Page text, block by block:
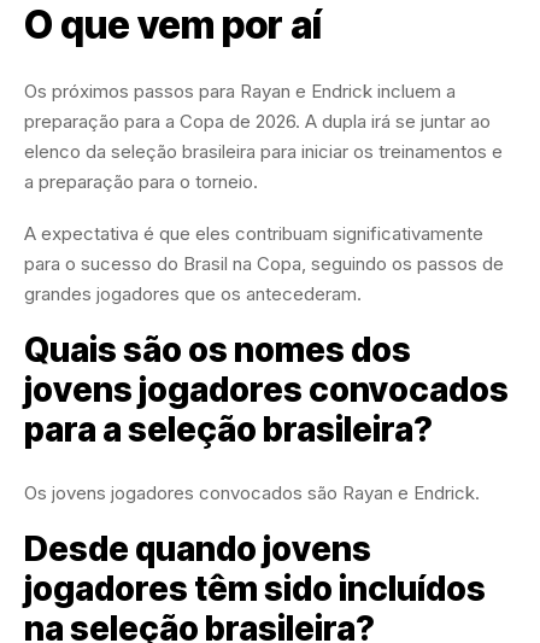
O que vem por aí
Os próximos passos para Rayan e Endrick incluem a
preparação para a Copa de 2026. A dupla irá se juntar ao
elenco da seleção brasileira para iniciar os treinamentos e
a preparação para o torneio.
A expectativa é que eles contribuam significativamente
para o sucesso do Brasil na Copa, seguindo os passos de
grandes jogadores que os antecederam.
Quais são os nomes dos
jovens jogadores convocados
para a seleção brasileira?
Os jovens jogadores convocados são Rayan e Endrick.
Desde quando jovens
jogadores têm sido incluídos
na seleção brasileira?